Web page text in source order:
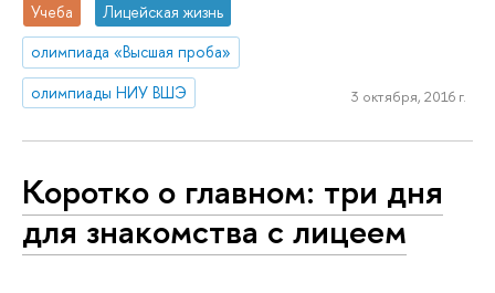
Учеба
Лицейская жизнь
олимпиада «Высшая проба»
олимпиады НИУ ВШЭ
3 октября, 2016 г.
Коротко о главном: три дня
для знакомства с лицеем